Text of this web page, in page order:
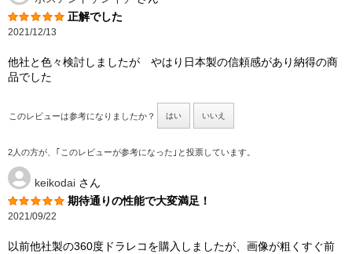
正解でした
2021/12/13
他社と色々検討しましたが やはり日本製の信頼感があり納得の商
品でした
このレビューは参考になりましたか？ はい いいえ
2人の方が、｢このレビューが参考になった｣と投票しています。
keikodai さん
期待通りの性能で大変満足！
2021/09/22
以前他社製の360度ドラレコを購入しましたが、画像が粗くすぐ前